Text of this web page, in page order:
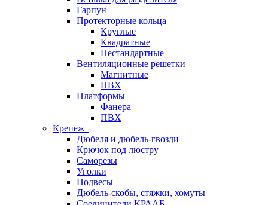
Гарпун
Протекторные кольца
Круглые
Квадратные
Нестандартные
Вентиляционные решетки
Магнитные
ПВХ
Платформы
Фанера
ПВХ
Крепеж
Дюбеля и дюбель-гвозди
Крючок под люстру
Саморезы
Уголки
Подвесы
Дюбель-скобы, стяжки, хомуты